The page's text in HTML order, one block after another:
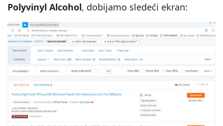
Polyvinyl Alcohol, dobijamo sledeći ekran: